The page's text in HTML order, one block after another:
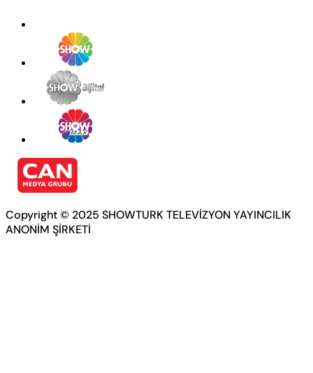
Copyright © 2025 SHOWTURK TELEVİZYON YAYINCILIK
ANONİM ŞİRKETİ